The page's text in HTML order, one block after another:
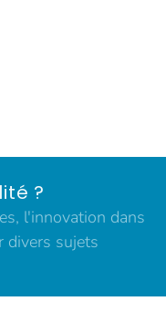
?
l'innovation dans
divers sujets